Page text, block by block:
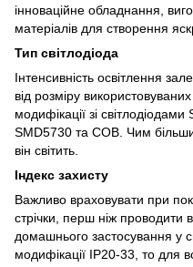
інноваційне обладнання,
матеріалів для створення
Тип світлодіода
Інтенсивність освітлення
від розміру
модифікації зі
SMD5730 та СОВ. Чим
він світить.
Індекс захисту
Важливо враховувати при
стрічки, перш ніж проводити
домашнього застосування у
модифікації IP20-33, то для